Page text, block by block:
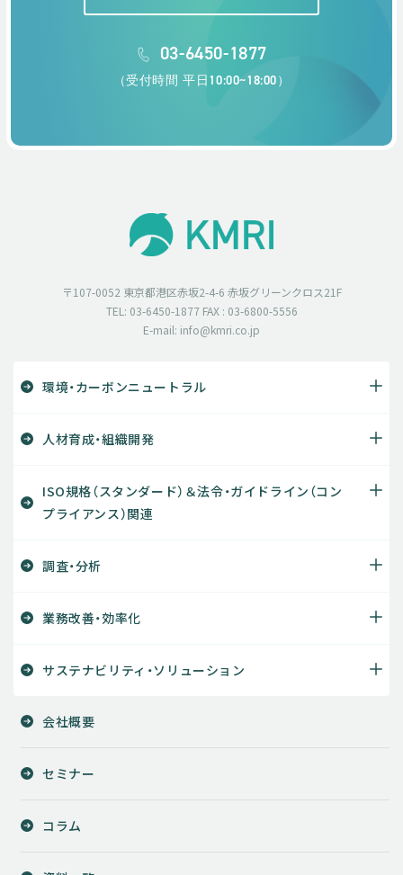
03-6450-1877
（受付時間 平日10:00~18:00）
〒107-0052 東京都港区赤坂2-4-6 赤坂グリーンクロス21F
TEL: 03-6450-1877 FAX : 03-6800-5556
E-mail: info@kmri.co.jp
環境・カーボンニュートラル
人材育成・組織開発
ISO規格（スタンダード）＆法令・ガイドライン（コン
プライアンス）関連
調査・分析
業務改善・効率化
サステナビリティ・ソリューション
会社概要
セミナー
コラム